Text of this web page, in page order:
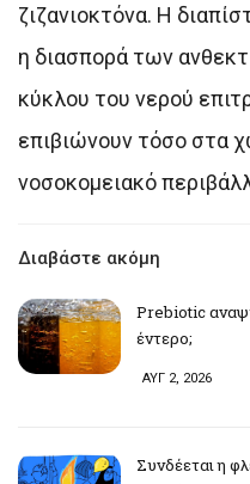
ζιζανιοκτόνα. Η
η διασπορά των
κύκλου του νερού
επιβιώνουν τόσο στα
νοσοκομειακό
Διαβάστε ακόμη
Prebiotic
έντερο;
ΑΥΓ 2, 2026
Συνδέεται η